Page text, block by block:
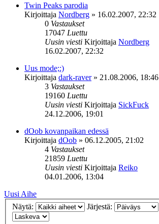
Twin Peaks parodia
Kirjoittaja Nordberg » 16.02.2007, 22:32
0 Vastaukset
17047 Luettu
Uusin viesti Kirjoittaja Nordberg
16.02.2007, 22:32
Uus mode;:)
Kirjoittaja dark-raver» 21.08.2006, 18:46
3 Vastaukset
19160 Luettu
Uusin viesti Kirjoittaja SickFuck
24.12.2006, 19:01
dOob kovanpaikan edessä
Kirjoittaja dOob » 06.12.2005, 21:02
4 Vastaukset
21859 Luettu
Uusin viesti Kirjoittaja Reiko
04.01.2006, 13:04
Uusi Aihe
Näytä:
Järjestä: